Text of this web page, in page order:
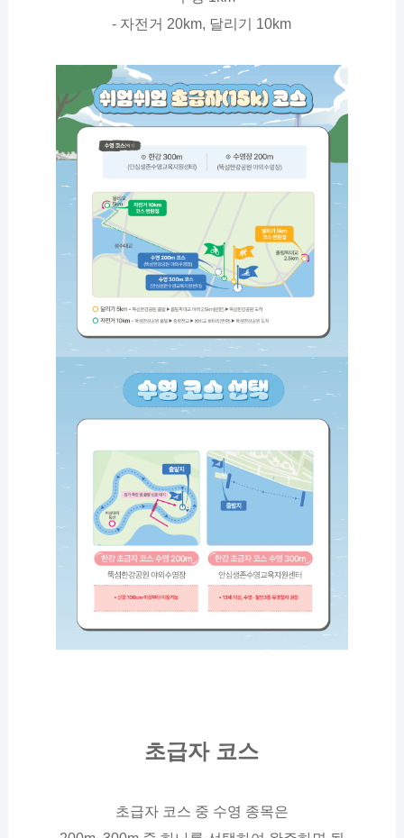
- 자전거 20km, 달리기 10km
초급자 코스
초급자 코스 중 수영 종목은